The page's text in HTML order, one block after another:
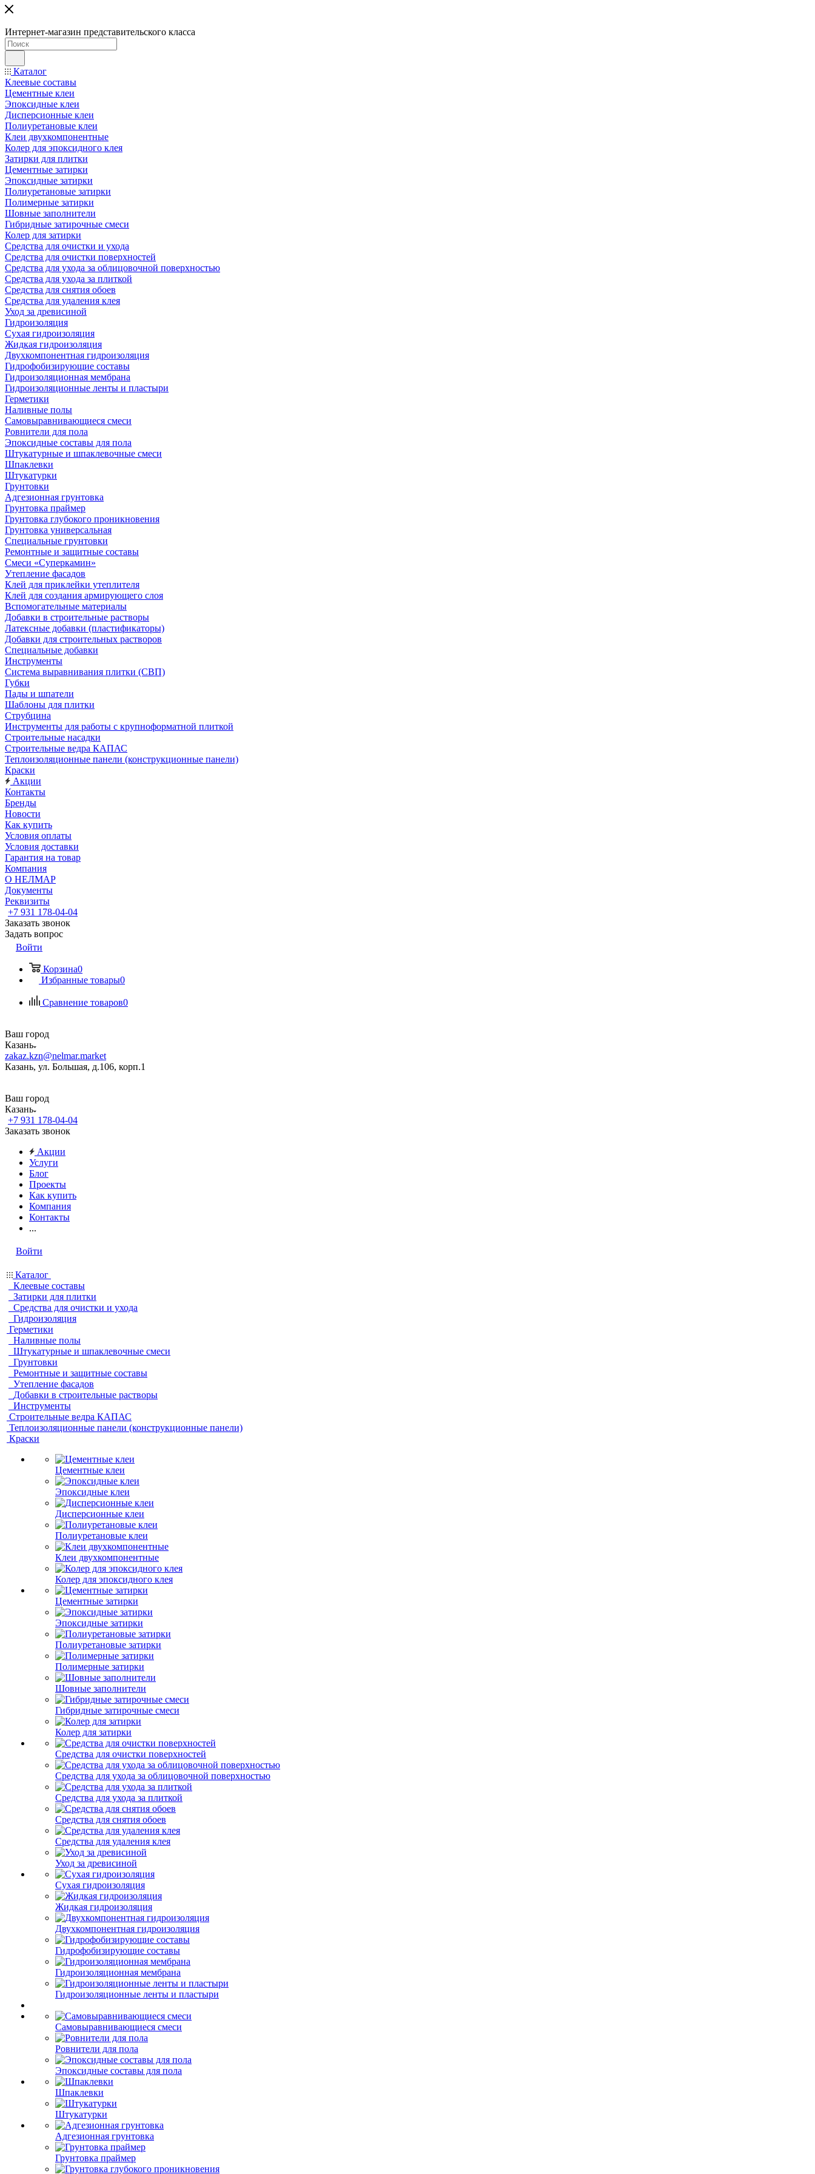
Интернет-магазин представительского класса
Каталог
Клеевые составы
Цементные клеи
Эпоксидные клеи
Дисперсионные клеи
Полиуретановые клеи
Клеи двухкомпонентные
Колер для эпоксидного клея
Затирки для плитки
Цементные затирки
Эпоксидные затирки
Полиуретановые затирки
Полимерные затирки
Шовные заполнители
Гибридные затирочные смеси
Колер для затирки
Средства для очистки и ухода
Средства для очистки поверхностей
Средства для ухода за облицовочной поверхностью
Средства для ухода за плиткой
Средства для снятия обоев
Средства для удаления клея
Уход за древисиной
Гидроизоляция
Сухая гидроизоляция
Жидкая гидроизоляция
Двухкомпонентная гидроизоляция
Гидрофобизирующие составы
Гидроизоляционная мембрана
Гидроизоляционные ленты и пластыри
Герметики
Наливные полы
Самовыравнивающиеся смеси
Ровнители для пола
Эпоксидные составы для пола
Штукатурные и шпаклевочные смеси
Шпаклевки
Штукатурки
Грунтовки
Адгезионная грунтовка
Грунтовка праймер
Грунтовка глубокого проникновения
Грунтовка универсальная
Специальные грунтовки
Ремонтные и защитные составы
Смеси «Суперкамин»
Утепление фасадов
Клей для приклейки утеплителя
Клей для создания армирующего слоя
Вспомогательные материалы
Добавки в строительные растворы
Латексные добавки (пластификаторы)
Добавки для строительных растворов
Специальные добавки
Инструменты
Система выравнивания плитки (СВП)
Губки
Пады и шпатели
Шаблоны для плитки
Струбцина
Инструменты для работы с крупноформатной плиткой
Строительные насадки
Строительные ведра КАПАС
Теплоизоляционные панели (конструкционные панели)
Краски
Акции
Контакты
Бренды
Новости
Как купить
Условия оплаты
Условия доставки
Гарантия на товар
Компания
О НЕЛМАР
Документы
Реквизиты
+7 931 178-04-04
Заказать звонок
Задать вопрос
Войти
Корзина0
Избранные товары0
Сравнение товаров0
Ваш город
Казань
zakaz.kzn@nelmar.market
Казань, ул. Большая, д.106, корп.1
Ваш город
Казань
+7 931 178-04-04
Заказать звонок
Акции
Услуги
Блог
Проекты
Как купить
Компания
Контакты
...
Войти
Каталог
Клеевые составы
Затирки для плитки
Средства для очистки и ухода
Гидроизоляция
Герметики
Наливные полы
Штукатурные и шпаклевочные смеси
Грунтовки
Ремонтные и защитные составы
Утепление фасадов
Добавки в строительные растворы
Инструменты
Строительные ведра КАПАС
Теплоизоляционные панели (конструкционные панели)
Краски
Цементные клеи
Эпоксидные клеи
Дисперсионные клеи
Полиуретановые клеи
Клеи двухкомпонентные
Колер для эпоксидного клея
Цементные затирки
Эпоксидные затирки
Полиуретановые затирки
Полимерные затирки
Шовные заполнители
Гибридные затирочные смеси
Колер для затирки
Средства для очистки поверхностей
Средства для ухода за облицовочной поверхностью
Средства для ухода за плиткой
Средства для снятия обоев
Средства для удаления клея
Уход за древисиной
Сухая гидроизоляция
Жидкая гидроизоляция
Двухкомпонентная гидроизоляция
Гидрофобизирующие составы
Гидроизоляционная мембрана
Гидроизоляционные ленты и пластыри
Самовыравнивающиеся смеси
Ровнители для пола
Эпоксидные составы для пола
Шпаклевки
Штукатурки
Адгезионная грунтовка
Грунтовка праймер